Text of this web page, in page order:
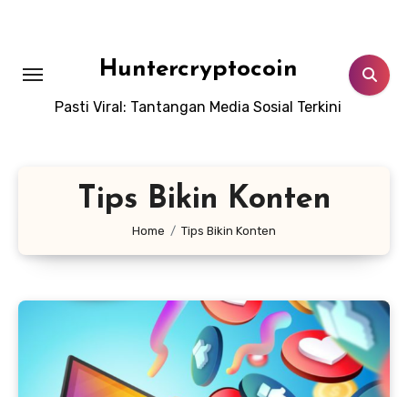
Huntercryptocoin
Pasti Viral: Tantangan Media Sosial Terkini
Tips Bikin Konten
Home Tips Bikin Konten